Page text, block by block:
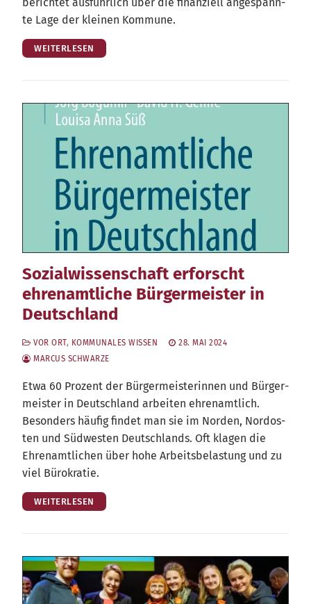
te Lage der klei­nen Kommune.
WEITERLESEN
Sozialwissenschaft erforscht
ehrenamtliche Bürgermeister in
Deutschland
VOR ORT, KOMMUNALES WISSEN
28. MAI 2024
MARCUS SCHWARZE
Etwa 60 Pro­zent der Bür­ger­meis­te­rin­nen und Bür­ger­
meis­ter in Deutsch­land arbei­ten ehren­amt­lich.
Beson­ders häu­fig fin­det man sie im Nor­den, Nord­os­
ten und Süd­wes­ten Deutsch­lands. Oft kla­gen die
Ehren­amt­li­chen über hohe Arbeits­be­las­tung und zu
viel Bürokratie.
WEITERLESEN